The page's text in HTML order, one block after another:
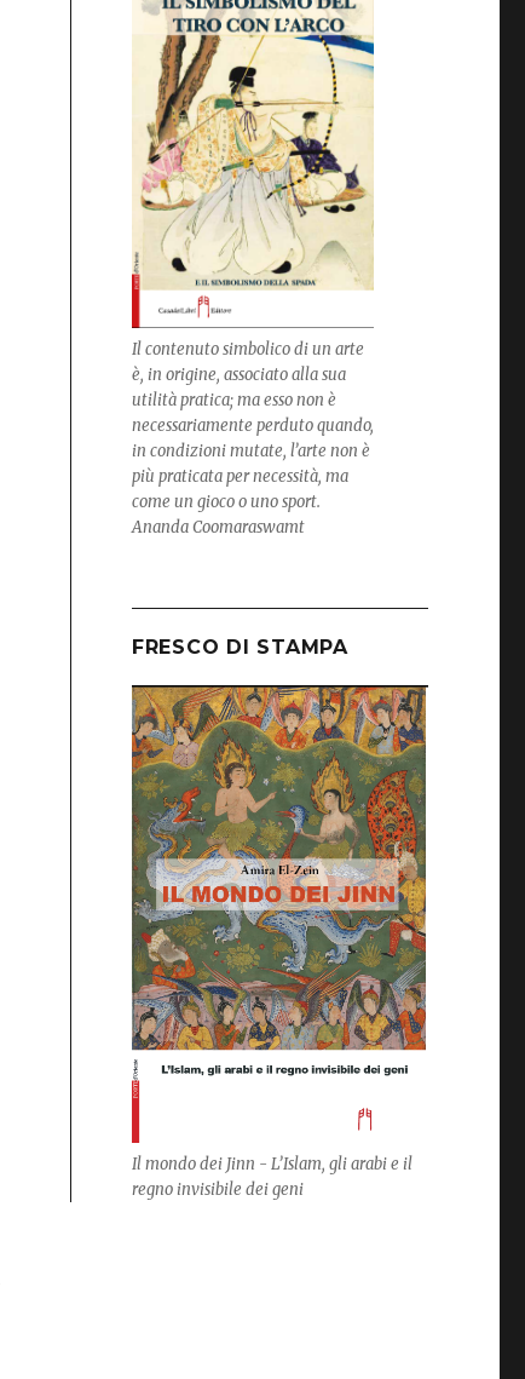
Il contenuto simbolico di un arte
è, in origine, associato alla sua
utilità pratica; ma esso non è
necessariamente perduto quando,
in condizioni mutate, l’arte non è
più praticata per necessità, ma
come un gioco o uno sport.
Ananda Coomaraswamt
FRESCO DI STAMPA
Il mondo dei Jinn - L’Islam, gli arabi e il
regno invisibile dei geni